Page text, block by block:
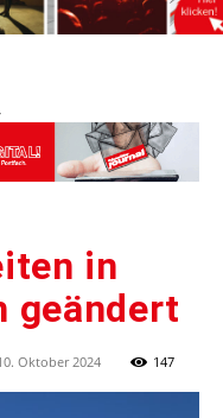
in
geändert
Oktober 2024 147